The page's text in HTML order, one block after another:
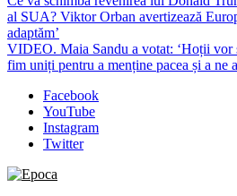
al SUA? Viktor Orban avertizează
adaptăm’
VIDEO. Maia Sandu a votat: ‘Hoții vor
fim uniți pentru a menține pacea și a ne
Facebook
YouTube
Instagram
Twitter